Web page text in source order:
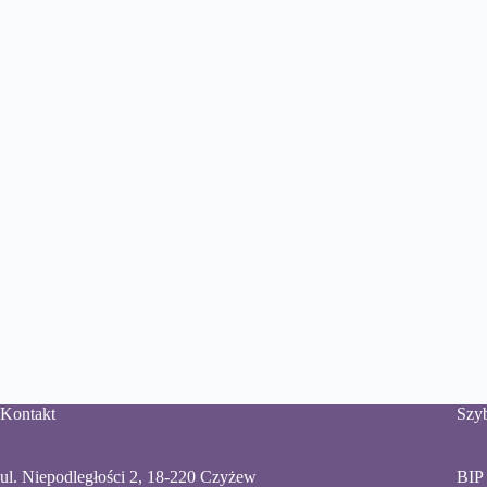
Kontakt
ul. Niepodległości 2, 18-220 Czyżew BIP